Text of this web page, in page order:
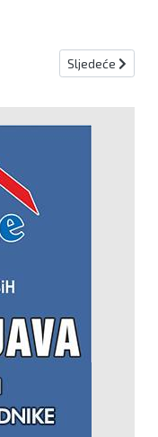
Kolone sjećanja
Sljedeći
Sljedeće